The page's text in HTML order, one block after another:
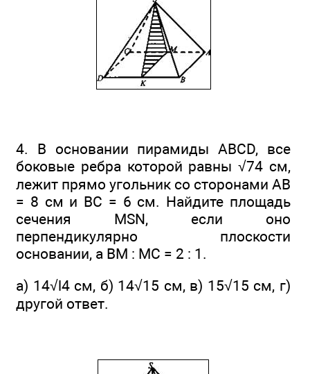
4. В основании пирамиды ABCD, все
боковые ребра которой равны √74 см,
лежит прямо угольник со сторонами АВ
= 8 см и ВС = 6 см. Найдите площадь
сечения MSN, если оно
перпендикулярно плоскости
основании, а ВМ : МС = 2 : 1.
а) 14√l4 см, б) 14√15 см, в) 15√15 см, г)
другой ответ.